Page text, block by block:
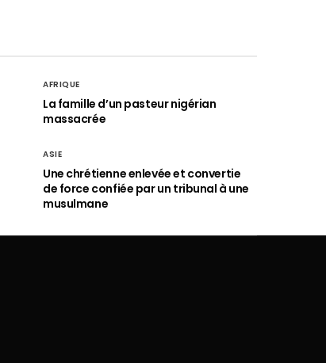
AFRIQUE
La famille d’un pasteur nigérian
massacrée
ASIE
Une chrétienne enlevée et convertie
de force confiée par un tribunal à une
musulmane